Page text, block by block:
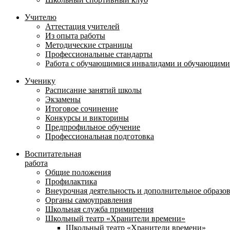
Учителю
Аттестация учителей
Из опыта работы
Методические страницы
Профессиональные стандарты
Работа с обучающимися инвалидами и
Ученику
Расписание занятий школы
Экзамены
Итоговое сочинение
Конкурсы и викторины
Предпрофильное обучение
Профессиональная подготовка
Воспитательная
работа
Общие положения
Профилактика
Внеурочная деятельность и дополнительное
Органы самоуправления
Школьная служба примирения
Школьный театр «Хранители времени»
Школьный театр «Хранители времени»